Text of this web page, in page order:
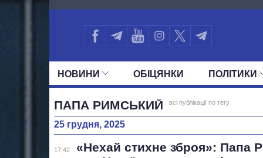
388
НОВИНИ ОБIЦЯНКИ ПОЛIТИКИ
УСІ ПОЛІТИКИ ПРЕЗИДЕНТ І ОФІС
ПАПА РИМСЬКИЙ всі публікації по тегу
25 грудня, 2025
17:42
«Нехай стихне зброя»: Папа